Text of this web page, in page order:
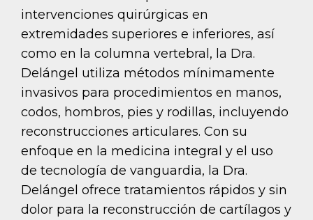
intervenciones quirúrgicas en
extremidades superiores e inferiores, así
como en la columna vertebral, la Dra.
Delángel utiliza métodos mínimamente
invasivos para procedimientos en manos,
codos, hombros, pies y rodillas, incluyendo
reconstrucciones articulares. Con su
enfoque en la medicina integral y el uso
de tecnología de vanguardia, la Dra.
Delángel ofrece tratamientos rápidos y sin
dolor para la reconstrucción de cartílagos y